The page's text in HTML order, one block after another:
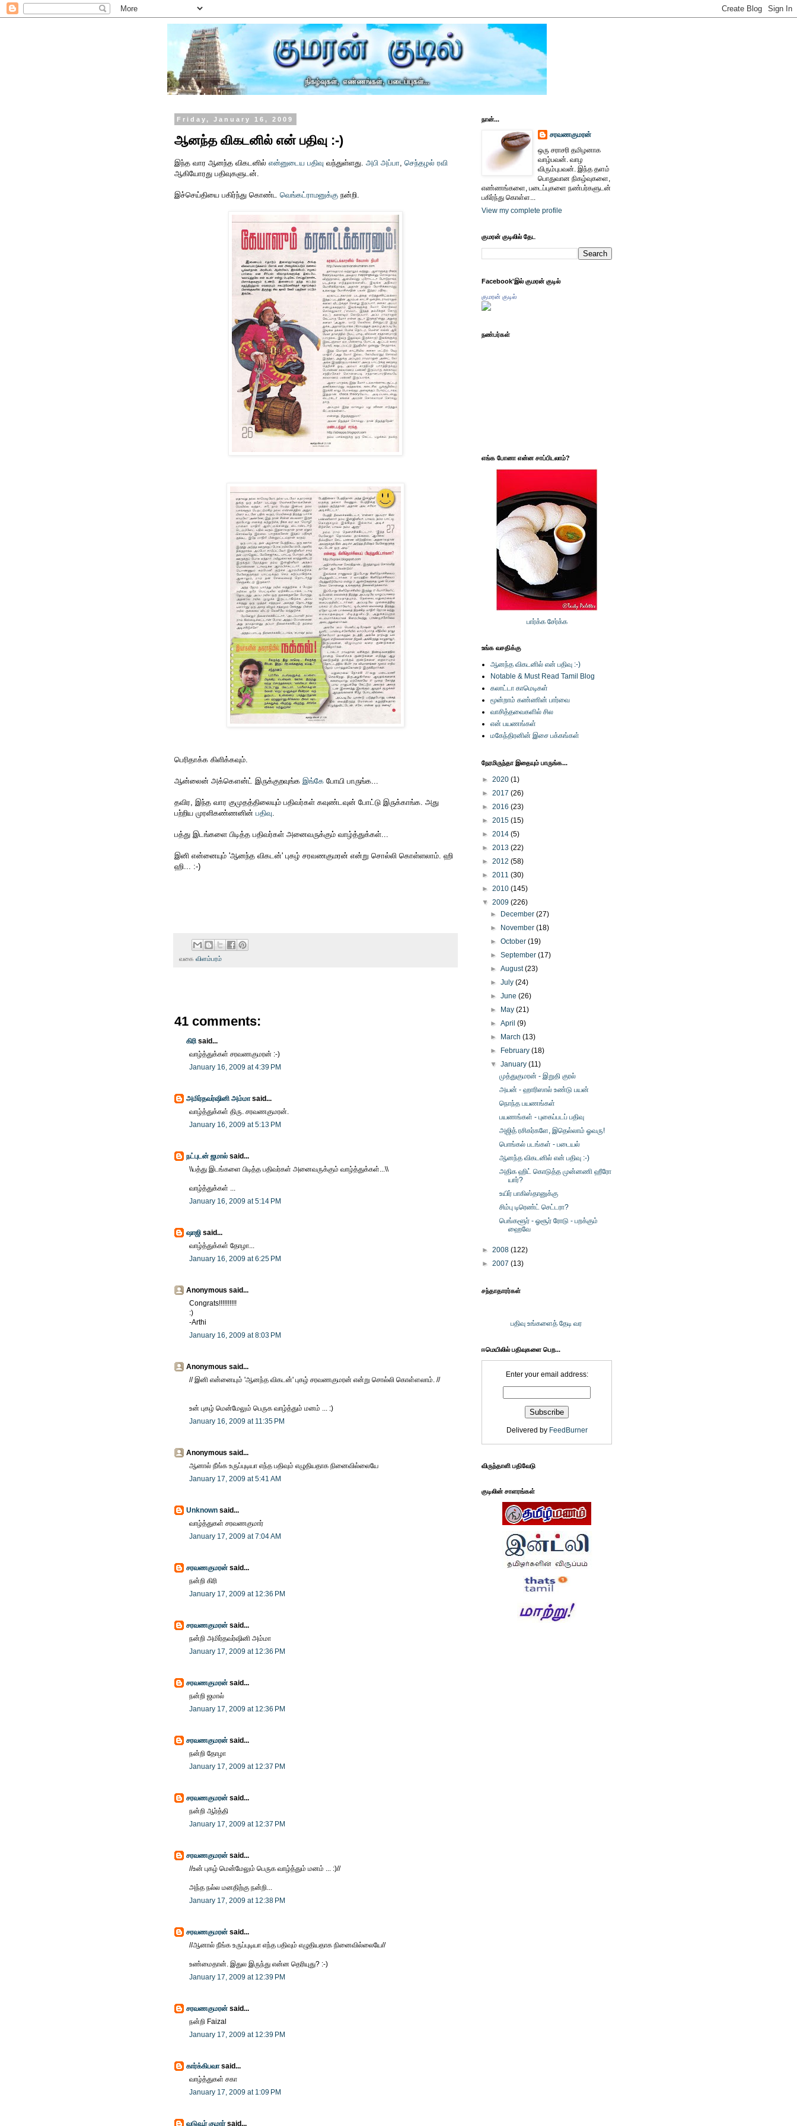
Friday, January 16, 2009
ஆனந்த விகடனில் என் பதிவு :-)
இந்த வார ஆனந்த விகடனில் என்னுடைய பதிவு வந்துள்ளது. அபி அப்பா செந்தழல் ரவி
ஆகியோரது பதிவுகளுடன்.
இச்செய்தியை பகிர்ந்து கொண்ட வெங்கட்ராமனுக்கு நன்றி.
பெரிதாக்க கிளிக்கவும்.
ஆன்லைன் அக்கௌன்ட் இருக்குறவுங்க இங்கே போயி பாருங்க...
தவிர, இந்த வார குமுதத்திலையும் பதிவர்கள் கவுண்டவுன் போட்டு இருக்காங்க. அது
பற்றிய முரளிகண்ணனின் பதிவு
பத்து இடங்களை பிடித்த பதிவர்கள் அனைவருக்கும் வாழ்த்துக்கள்...
இனி என்னையும் 'ஆனந்த விகடன்' புகழ் சரவணகுமரன் என்று சொல்லி கொள்ளலாம். ஹி
ஹி... :-)
வகை விளம்பரம்
41 comments:
கிரி said...
வாழ்த்துக்கள் சரவணகுமரன் :-)
January 16, 2009 at 4:39 PM
அமிர்தவர்ஷினி அம்மாsaid...
வாழ்த்துக்கள் திரு. சரவணகுமரன்.
January 16, 2009 at 5:13 PM
நட்புடன் ஜமால் said...
\\பத்து இடங்களை பிடித்த பதிவர்கள் அனைவருக்கும் வாழ்த்துக்கள்...\\
வாழ்த்துக்கள் ...
January 16, 2009 at 5:14 PM
ஷாஜி said...
வாழ்த்துக்கள் தோழா...
January 16, 2009 at 6:25 PM
Anonymous said...
Congrats!!!!!!!!!!
:)
-Arthi
January 16, 2009 at 8:03 PM
Anonymous said...
// இனி என்னையும் 'ஆனந்த விகடன்' புகழ் சரவணகுமரன் என்று சொல்லி கொள்ளலாம். //
உன் புகழ் மென்மேலும் பெருக வாழ்த்தும் மனம் ... :)
January 16, 2009 at 11:35 PM
Anonymous said...
ஆனால் நீங்க உருப்புடியா எந்த பதிவும் எழுதியதாக நினைவில்லையே
January 17, 2009 at 5:41 AM
Unknown said...
வாழ்த்துகள் சரவணகுமார்
January 17, 2009 at 7:04 AM
சரவணகுமரன் said...
நன்றி கிரி
January 17, 2009 at 12:36 PM
சரவணகுமரன் said...
நன்றி அமிர்தவர்ஷினி அம்மா
January 17, 2009 at 12:36 PM
சரவணகுமரன் said...
நன்றி ஜமால்
January 17, 2009 at 12:36 PM
சரவணகுமரன் said...
நன்றி தோழா
January 17, 2009 at 12:37 PM
சரவணகுமரன் said...
நன்றி ஆர்த்தி
January 17, 2009 at 12:37 PM
சரவணகுமரன் said...
//உன் புகழ் மென்மேலும் பெருக வாழ்த்தும் மனம் ... :)//
அந்த நல்ல மனதிற்கு நன்றி...
January 17, 2009 at 12:38 PM
சரவணகுமரன் said...
//ஆனால் நீங்க உருப்புடியா எந்த பதிவும் எழுதியதாக நினைவில்லையே//
உண்மைதான். இதுல இருந்து என்ன தெரியுது? :-)
January 17, 2009 at 12:39 PM
சரவணகுமரன் said...
நன்றி Faizal
January 17, 2009 at 12:39 PM
கார்க்கிபவாsaid...
வாழ்த்துகள் சகா
January 17, 2009 at 1:09 PM
வடுவூர் குமார்said...
நான்...
சரவணகுமரன்
ஒரு சராசரி தமிழனாக
வாழ்பவன். வாழ
விரும்புபவன். இந்த தளம்
பொதுவான நிகழ்வுகளை,
எண்ணங்களை, படைப்புகளை நண்பர்களுடன்
பகிர்ந்து கொள்ள...
View my complete profile
குமரன் குடிலில் தேட
Facebook'இல் குமரன் குடில்
குமரன் குடில்
நண்பர்கள்
எங்க போனா என்ன சாப்பிடலாம்?
பார்க்க சேர்க்க
உங்க வசதிக்கு
ஆனந்த விகடனில் என் பதிவு :-)
Notable & Must Read Tamil Blog
கலாட்டா காமெடிகள்
மூன்றாம் கண்ணின் பார்வை
வாசித்தவைகளில் சில
என் பயணங்கள்
மகேந்திரனின் இசை பக்கங்கள்
நேரமிருந்தா இதையும் பாருங்க...
► 2020 (1)
► 2017 (26)
► 2016 (23)
► 2015 (15)
► 2014 (5)
► 2013 (22)
► 2012 (58)
► 2011 (30)
► 2010 (145)
▼ 2009 (226)
►
December(27)
►
November(18)
►October(19)
►September(17)
►August(23)
►July(24)
►June(26)
►
May(21)
►April(9)
►
March(13)
►
February(18)
▼January(11)
முத்துகுமரன் - இறுதி குரல்
அயன் - ஹாரிஸால் உண்டு பயன்
நொந்த பயணங்கள்
பயணங்கள் - புகைப்படப் பதிவு
அஜித் ரசிகர்களே, இதெல்லாம் ஓவரு!
பொங்கல் படங்கள் - படையல்
ஆனந்த விகடனில் என் பதிவு :-)
அதிக ஹிட் கொடுத்த முன்னணி ஹீரோ
யார்?
உயிர் பாகிஸ்தானுக்கு
சிம்பு டிரெண்ட் செட்டரா?
பெங்களூர் - ஓசூர் ரோடு - பறக்கும்
ஹைவே
► 2008 (122)
► 2007 (13)
சந்தாதாரர்கள்
பதிவு உங்களைத் தேடி வர
ஈமெயிலில் பதிவுகளை பெற...
Enter your email address:
Delivered by FeedBurner
விருந்தாளி பதிவேடு
குடிலின் சாளரங்கள்